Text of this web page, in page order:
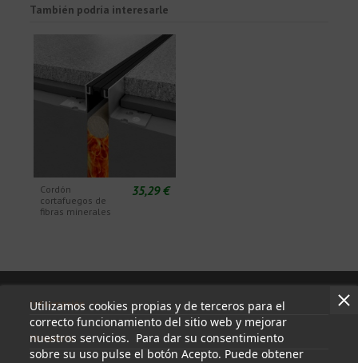
También podría interesarle
Cordón
cortafuegos de
fibras minerales
35,29 €
Utilizamos cookies propias y de terceros para el
correcto funcionamiento del sitio web y mejorar
nuestros servicios. Para dar su consentimiento
sobre su uso pulse el botón Acepto. Puede obtener
Información
Mi cuenta